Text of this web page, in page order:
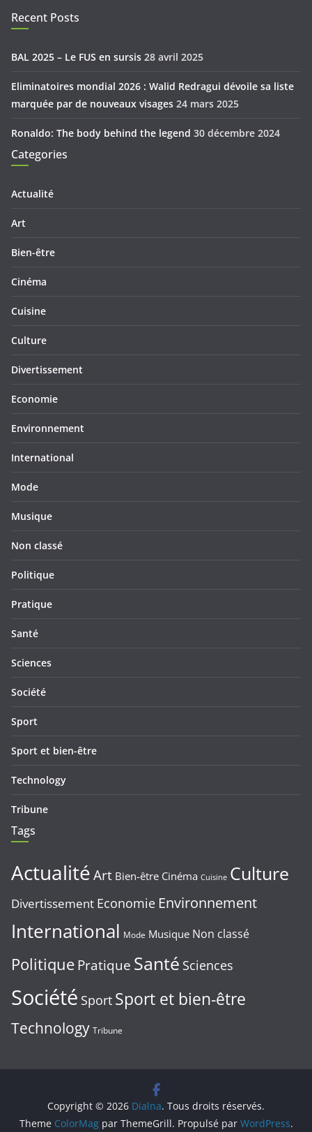
Recent Posts
BAL 2025 – Le FUS en sursis 28 avril 2025
Eliminatoires mondial 2026 : Walid Redragui dévoile sa liste
marquée par de nouveaux visages 24 mars 2025
Ronaldo: The body behind the legend 30 décembre 2024
Categories
Actualité
Art
Bien-être
Cinéma
Cuisine
Culture
Divertissement
Economie
Environnement
International
Mode
Musique
Non classé
Politique
Pratique
Santé
Sciences
Société
Sport
Sport et bien-être
Technology
Tribune
Tags
ActualitéArt Bien-être Cinéma Cuisine Culture
Divertissement Economie Environnement
International Mode Musique Non classé
Politique Pratique Santé Sciences
Société Sport Sport et bien-être
Technology Tribune
Copyright © 2026 Dialna. Tous droits réservés.
Theme ColorMagpar ThemeGrill. Propulsé par WordPress.